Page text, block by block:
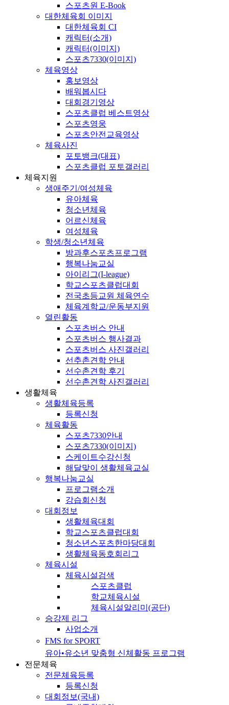
스포츠원 E-Book
대한체육회 이미지
대한체육회 CI
캐릭터(소개)
캐릭터(이미지)
스포츠7330(이미지)
체육영상
홍보영상
배워봅시다
대회경기영상
스포츠클럽 베스트영상
스포츠영웅
스포츠안전교육영상
체육사진
포토뱅크(대표)
스포츠클럽 포토갤러리
체육지원
생애주기/여성체육
유아체육
청소년체육
어르신체육
여성체육
학생/청소년체육
방과후스포츠프로그램
행복나눔교실
아이리그(I-league)
학교스포츠클럽대회
전국초등교원 체육연수
체육계학교/운동부지원
열린활동
스포츠버스 안내
스포츠버스 행사결과
스포츠버스 사진갤러리
선추촌견학 안내
선수촌견학 후기
선수촌견학 사진갤러리
생활체육
생활체육등록
등록신청
체육활동
스포츠7330안내
스포츠7330(이미지)
스케이트수강신청
해달맞이 생활체육교실
행복나눔교실
프로그램소개
강습회신청
대회정보
생활체육대회
학교스포츠클럽대회
청소년스포츠한마당대회
생활체육동호회리그
체육시설
체육시설검색
스포츠클럽
학교체육시설
체육시설알리미(공단)
승강제 리그
사업소개
FMS for SPORT
유아•유소년 맞춤형 신체활동 프로그램
전문체육
전문체육등록
등록신청
대회정보(국내)